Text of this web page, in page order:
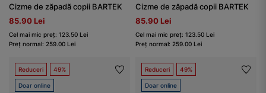
Cizme de zăpadă copii BARTEK
85.90 Lei
Cel mai mic preț: 123.50 Lei
Preț normal: 259.00 Lei
Cizme de zăpadă copii BARTEK
85.90 Lei
Cel mai mic preț: 123.50 Lei
Preț normal: 259.00 Lei
Reduceri 49%
Doar online
Reduceri 49%
Doar online